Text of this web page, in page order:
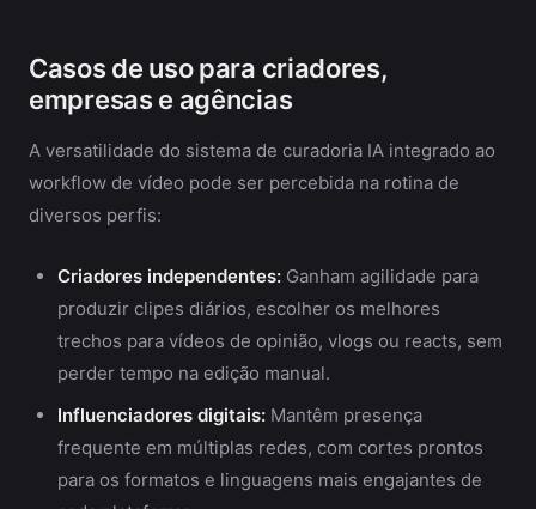
Casos de uso para criadores,
empresas e agências
A versatilidade do sistema de curadoria IA integrado ao
workflow de vídeo pode ser percebida na rotina de
diversos perfis:
Criadores independentes: Ganham agilidade para
produzir clipes diários, escolher os melhores
trechos para vídeos de opinião, vlogs ou reacts, sem
perder tempo na edição manual.
Influenciadores digitais: Mantêm presença
frequente em múltiplas redes, com cortes prontos
para os formatos e linguagens mais engajantes de